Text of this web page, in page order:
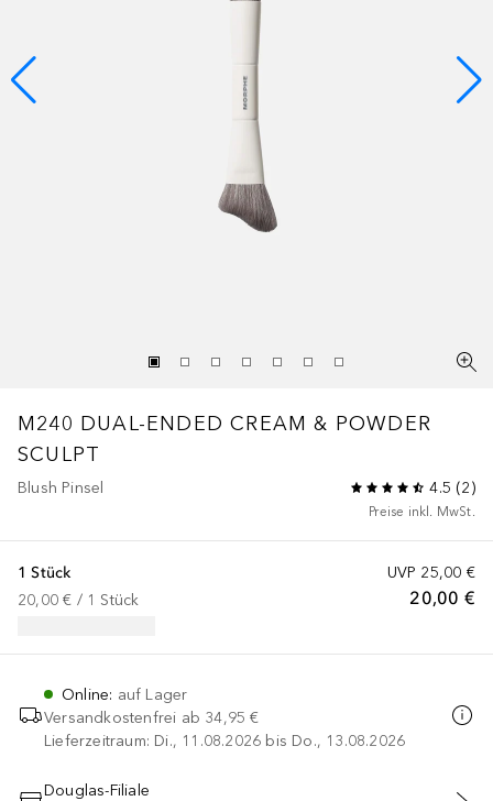
M240 DUAL-ENDED CREAM & POWDER
SCULPT
Blush Pinsel 4.5 (2)
Preise inkl. MwSt.
UVP 25,00 €
20,00 €
1 Stück
20,00 € / 1 Stück
Online: auf Lager
Versandkostenfrei ab 34,95 €
Lieferzeitraum: Di., 11.08.2026 bis Do., 13.08.2026
Douglas-Filiale